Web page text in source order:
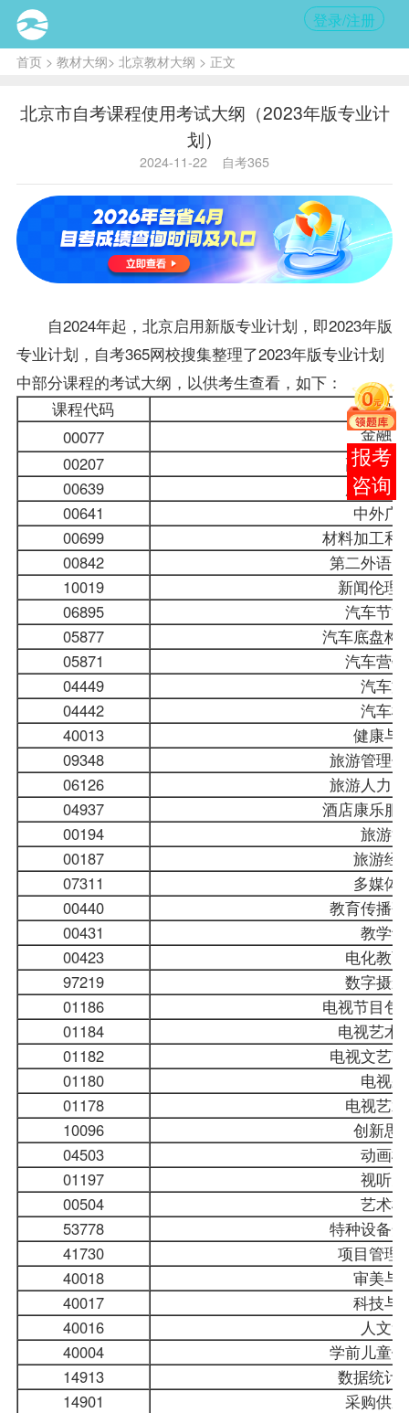
登录/注册
首页> 教材大纲> 北京教材大纲 > 正文
北京市自考课程使用考试大纲（2023年版专业计
划）
2024-11-22 自考365
自2024年起，北京启用新版专业计划，即2023年版
专业计划，自考365网校搜集整理了2023年版专业计划
中部分课程的考试大纲，以供考生查看，如下：
课程代码 课程
00077
金融市
00207
高级财
00639
广播电
00641
中外广
00699
材料加工和
00842
第二外语
10019
新闻伦理
06895
汽车节
05877
汽车底盘构
05871
汽车营
04449
汽车
04442
汽车
40013
健康与
09348
旅游管理
06126
旅游人力
04937
酒店康乐服
00194
旅游
00187
旅游经
07311
多媒体
00440
教育传播
00431
教学
00423
电化教
97219
数字摄
01186
电视节目包
01184
电视艺术
01182
电视文艺
01180
电视
01178
电视艺
10096
创新思
04503
动画
01197
视听
00504
艺术
53778
特种设备
41730
项目管理
40018
审美与
40017
科技与
40016
人文
40004
学前儿童
14913
数据统计
14901
采购供
在线
客服